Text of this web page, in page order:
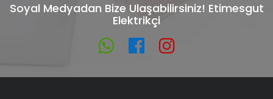
Soyal Medyadan Bize Ulaşabilirsiniz! Etimesgut
Elektrikçi